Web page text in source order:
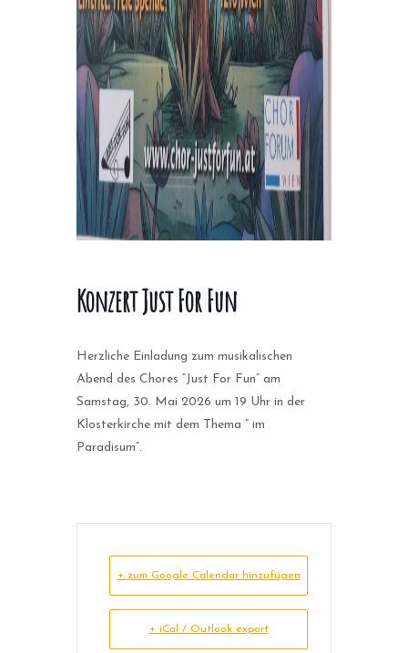
Konzert Just For Fun
Herzliche Einladung zum musikalischen
Abend des Chores “Just For Fun” am
Samstag, 30. Mai 2026 um 19 Uhr in der
Klosterkirche mit dem Thema ” im
Paradisum”.
+ zum Google Calendar hinzufügen
+ iCal / Outlook export